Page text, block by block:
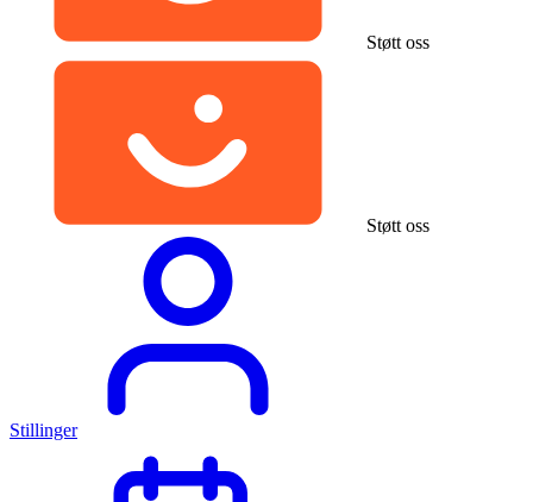
Støtt oss
Støtt oss
Stillinger